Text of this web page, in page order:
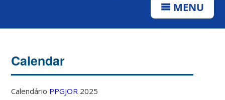
MENU
Calendar
Calendário PPGJOR 2025